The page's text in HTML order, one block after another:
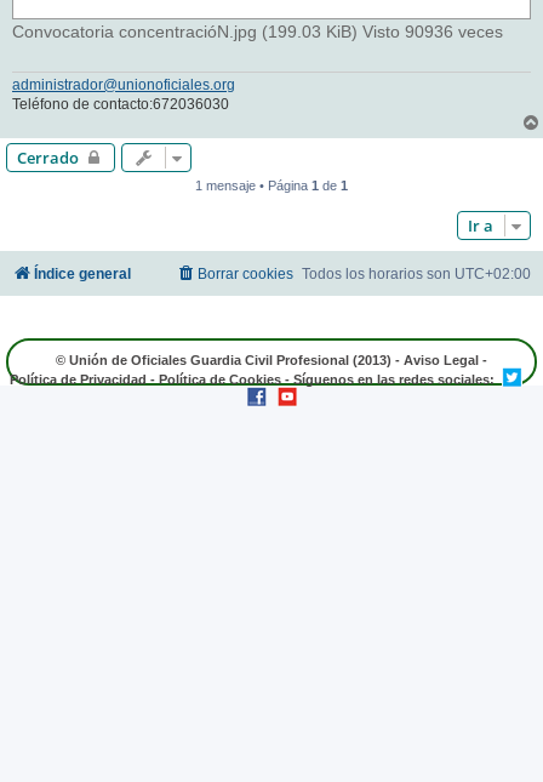
Convocatoria concentracióN.jpg (199.03 KiB) Visto 90936 veces
administrador@unionoficiales.org
Teléfono de contacto:672036030
Cerrado
1 mensaje • Página 1 de 1
Ir a
Índice general Todos los horarios son UTC+02:00
Borrar cookies
© Unión de Oficiales Guardia Civil Profesional (2013) - Aviso Legal -
Política de Privacidad-Política de Cookies- Síguenos en las redes sociales: